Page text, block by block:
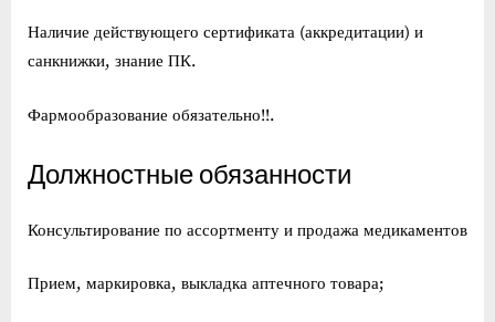
Наличие действующего сертификата (аккредитации) и
санкнижки, знание ПК.
Фармообразование обязательно!!.
Должностные обязанности
Консультирование по ассортменту и продажа медикаментов
Прием, маркировка, выкладка аптечного товара;